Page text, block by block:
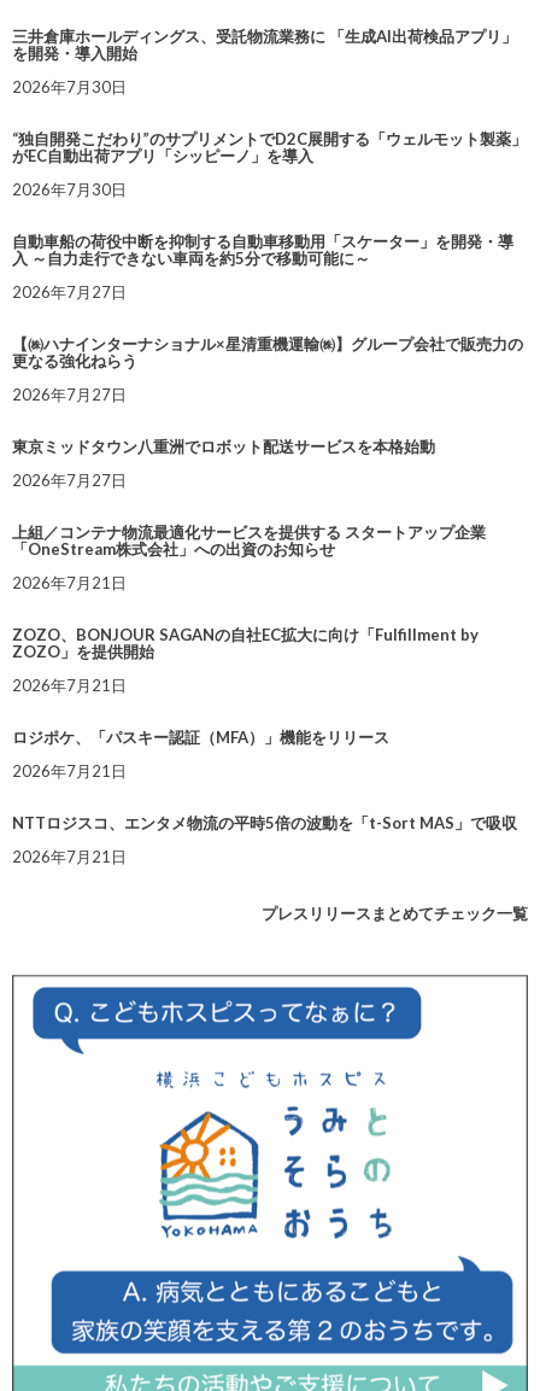
三井倉庫ホールディングス、受託物流業務に 「生成AI出荷検品アプリ」
を開発・導入開始
2026年7月30日
“独自開発こだわり”のサプリメントでD2C展開する「ウェルモット製薬」
がEC自動出荷アプリ「シッピーノ」を導入
2026年7月30日
自動車船の荷役中断を抑制する自動車移動用「スケーター」を開発・導
入 ～自力走行できない車両を約5分で移動可能に～
2026年7月27日
【㈱ハナインターナショナル×星清重機運輸㈱】グループ会社で販売力の
更なる強化ねらう
2026年7月27日
東京ミッドタウン八重洲でロボット配送サービスを本格始動
2026年7月27日
上組／コンテナ物流最適化サービスを提供する スタートアップ企業
「OneStream株式会社」への出資のお知らせ
2026年7月21日
ZOZO、BONJOUR SAGANの自社EC拡大に向け「Fulfillment by
ZOZO」を提供開始
2026年7月21日
ロジポケ、「パスキー認証（MFA）」機能をリリース
2026年7月21日
NTTロジスコ、エンタメ物流の平時5倍の波動を「t-Sort MAS」で吸収
2026年7月21日
プレスリリースまとめてチェック一覧